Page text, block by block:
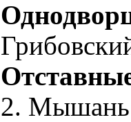
2. Мышань